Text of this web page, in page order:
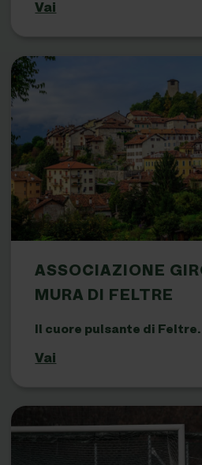
Vai
ASSOCIAZIONE
MURA DI FELTRE
Il cuore pulsante di Feltre.
Vai